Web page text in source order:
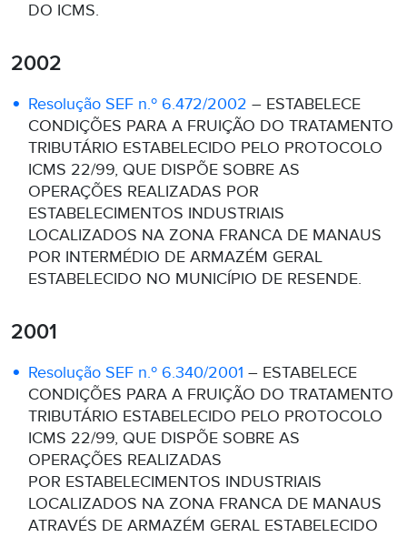
DO ICMS.
2002
Resolução SEF n.º 6.472/2002 – ESTABELECE
CONDIÇÕES PARA A FRUIÇÃO DO TRATAMENTO
TRIBUTÁRIO ESTABELECIDO PELO PROTOCOLO
ICMS 22/99, QUE DISPÕE SOBRE AS
OPERAÇÕES REALIZADAS POR
ESTABELECIMENTOS INDUSTRIAIS
LOCALIZADOS NA ZONA FRANCA DE MANAUS
POR INTERMÉDIO DE ARMAZÉM GERAL
ESTABELECIDO NO MUNICÍPIO DE RESENDE.
2001
Resolução SEF n.º 6.340/2001 – ESTABELECE
CONDIÇÕES PARA A FRUIÇÃO DO TRATAMENTO
TRIBUTÁRIO ESTABELECIDO PELO PROTOCOLO
ICMS 22/99, QUE DISPÕE SOBRE AS
OPERAÇÕES REALIZADAS
POR ESTABELECIMENTOS INDUSTRIAIS
LOCALIZADOS NA ZONA FRANCA DE MANAUS
ATRAVÉS DE ARMAZÉM GERAL ESTABELECIDO